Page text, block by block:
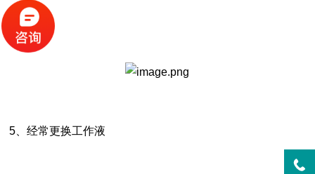
5、经常更换工作液